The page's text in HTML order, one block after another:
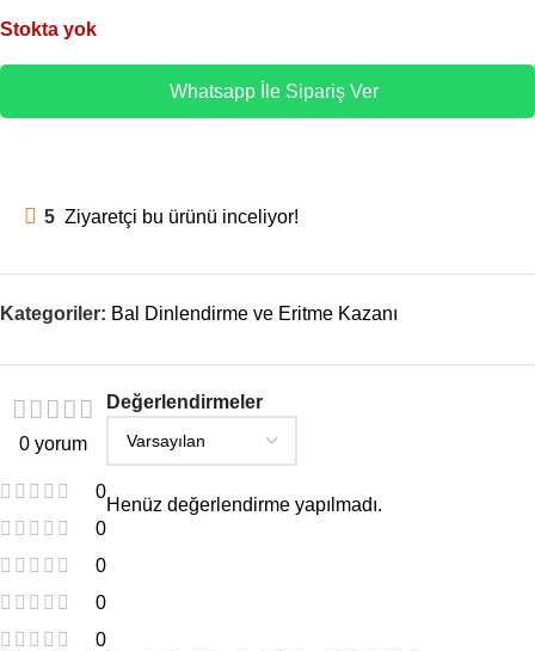
Stokta yok
Whatsapp İle Sipariş Ver
5 Ziyaretçi bu ürünü inceliyor!
Kategoriler: Bal Dinlendirme ve Eritme Kazanı
0 yorum
0
0
0
0
0
Değerlendirmeler
Henüz değerlendirme yapılmadı.